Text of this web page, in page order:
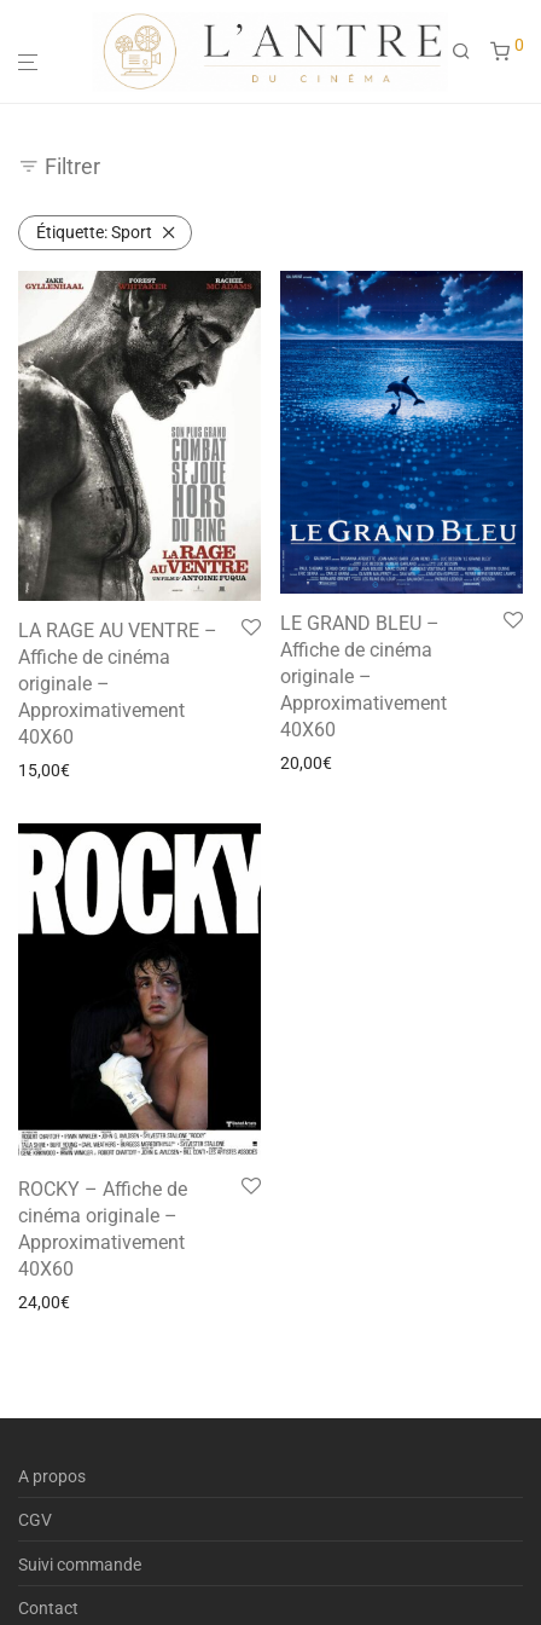
0
Filtrer
Étiquette:Sport
LA RAGE AU VENTRE –
Affiche de cinéma
originale –
Approximativement
40X60
15,00€
LE GRAND BLEU –
Affiche de cinéma
originale –
Approximativement
40X60
20,00€
ROCKY – Affiche de
cinéma originale –
Approximativement
40X60
24,00€
A propos
CGV
Suivi commande
Contact